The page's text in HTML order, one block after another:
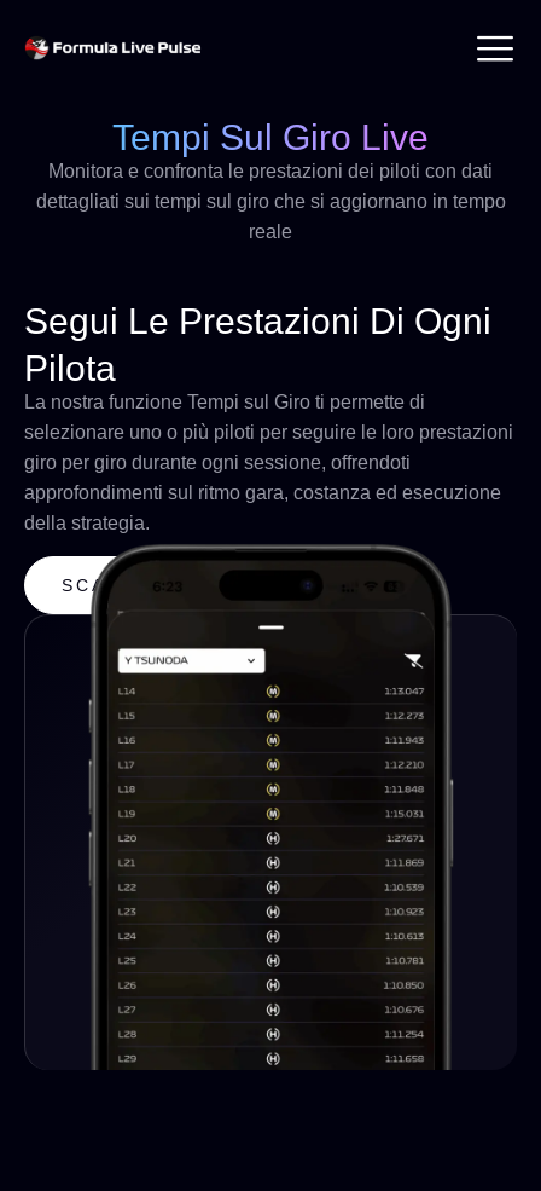
Tempi Sul Giro Live
Monitora e confronta le prestazioni dei piloti con dati
dettagliati sui tempi sul giro che si aggiornano in tempo
reale
Segui Le Prestazioni Di Ogni
Pilota
La nostra funzione Tempi sul Giro ti permette di
selezionare uno o più piloti per seguire le loro prestazioni
giro per giro durante ogni sessione, offrendoti
approfondimenti sul ritmo gara, costanza ed esecuzione
della strategia.
SCARICA L'APP